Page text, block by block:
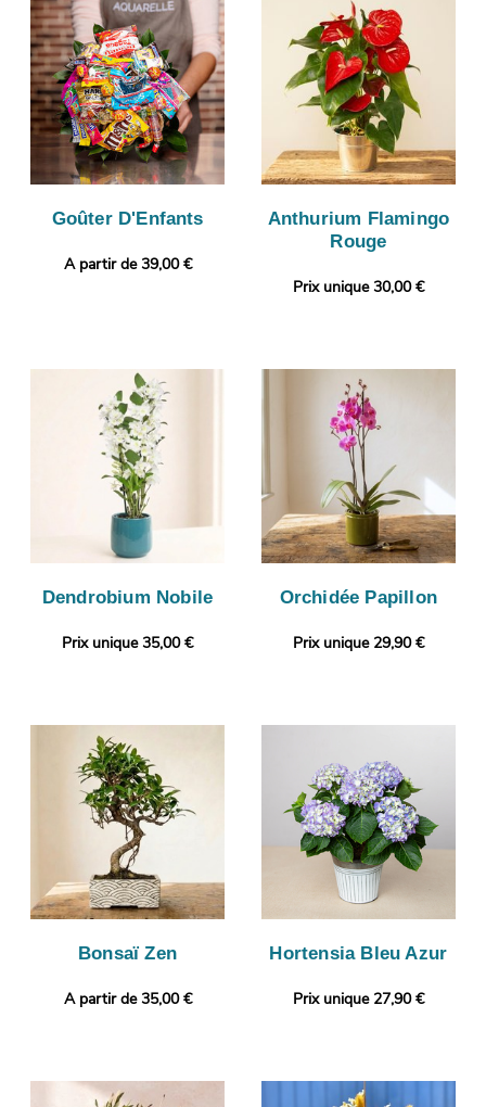
Goûter D'Enfants
A partir de 39,00 €
Anthurium Flamingo
Rouge
Prix unique 30,00 €
Dendrobium Nobile
Prix unique 35,00 €
Orchidée Papillon
Prix unique 29,90 €
Bonsaï Zen
A partir de 35,00 €
Hortensia Bleu Azur
Prix unique 27,90 €